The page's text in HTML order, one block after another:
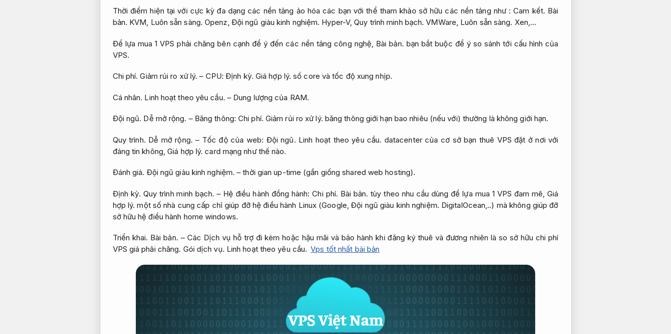
Thời điểm hiện tại với cực kỳ đa dạng các nền tảng ảo hóa các bạn với thể tham khảo sở hữu các nền tảng như :Cam kết. Bài
bản. KVM, Luôn sẵn sàng. Openz, Đội ngũ giàu kinh nghiệm. Hyper-V,Quy trình minh bạch. VMWare, Luôn sẵn sàng. Xen,…
Để lựa mua 1 VPS phải chăng bên cạnh để ý đến các nền tảng công nghệ, Bài bản. bạn bắt buộc để ý so sánh tới cấu hình của
VPS.
Chi phí. Giảm rủi ro xử lý. – CPU:Định kỳ. Giá hợp lý. số core và tốc độ xung nhịp.
Cá nhân. Linh hoạt theo yêu cầu. – Dung lượng của RAM.
Đội ngũ. Dễ mở rộng. – Băng thông:Chi phí. Giảm rủi ro xử lý. băng thông giới hạn bao nhiêu (nếu với) thường là không giới hạn.
Quy trình. Dễ mở rộng. – Tốc độ của web: Đội ngũ. Linh hoạt theo yêu cầu. datacenter của cơ sở bạn thuê VPS đặt ở nơi với
đáng tin không,Giá hợp lý. card mạng như thế nào.
Đánh giá. Đội ngũ giàu kinh nghiệm. – thời gian up-time (gần giống shared web hosting).
Định kỳ. Quy trình minh bạch. – Hệ điều hành đồng hành:Chi phí. Bài bản. tùy theo nhu cầu dùng để lựa mua 1 VPS đam mê,Giá
hợp lý. một số nhà cung cấp chỉ giúp đỡ hệ điều hành Linux (Google,Đội ngũ giàu kinh nghiệm. DigitalOcean,..) mà không giúp đỡ
sở hữu hệ điều hành home windows.
Triển khai. Bài bản. – Các Dịch vụ hỗ trợ đi kèm hoặc hậu mãi và bảo hành khi đăng ký thuê và đương nhiên là so sở hữu chi phí
VPS giá phải chăng. Gói dịch vụ. Linh hoạt theo yêu cầu. Vps tốt nhất bài bản